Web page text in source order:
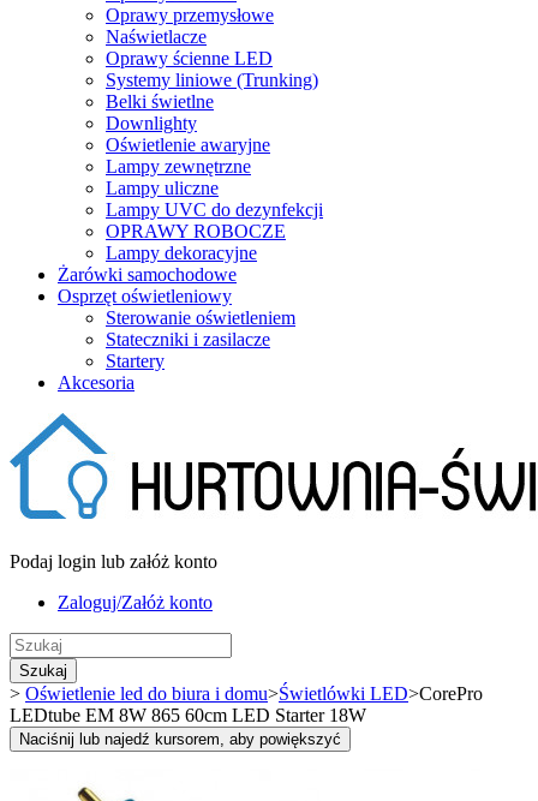
Oprawy przemysłowe
Naświetlacze
Oprawy ścienne LED
Systemy liniowe (Trunking)
Belki świetlne
Downlighty
Oświetlenie awaryjne
Lampy zewnętrzne
Lampy uliczne
Lampy UVC do dezynfekcji
OPRAWY ROBOCZE
Lampy dekoracyjne
Żarówki samochodowe
Osprzęt oświetleniowy
Sterowanie oświetleniem
Stateczniki i zasilacze
Startery
Akcesoria
Podaj login lub załóż konto
Zaloguj/Załóż konto
Szukaj
> Oświetlenie led do biura i domu>Świetlówki LED>CorePro
LEDtube EM 8W 865 60cm LED Starter 18W
Naciśnij lub najedź kursorem, aby powiększyć